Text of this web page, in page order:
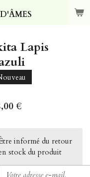
Lapis
€
informé du retour
stock du produit